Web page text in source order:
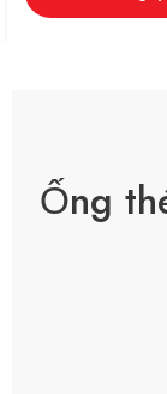
Ống